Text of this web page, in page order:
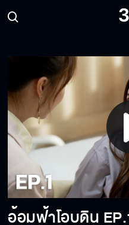
อ้อมฟ้าโอบดิน